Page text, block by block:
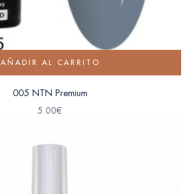
AÑADIR AL CARRITO
005 NTN Premium
5.00€